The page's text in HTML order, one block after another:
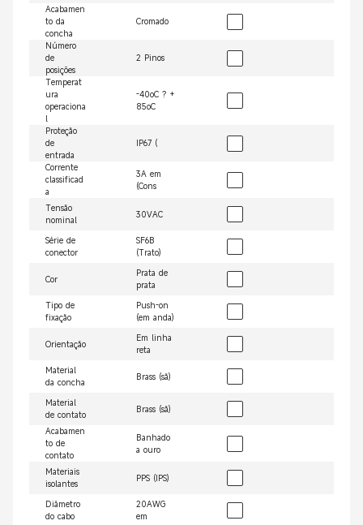
Acabamen
to da
concha
Cromado
Número
de
posições
2 Pinos
Temperat
ura
operaciona
l
-40oC ? +
85oC
Proteção
de
entrada
IP67 (
Corrente
classificad
a
3A em
(Cons
Tensão
nominal
30VAC
Série de
conector
SF6B
(Trato)
Cor
Prata de
prata
Tipo de
fixação
Push-on
(em anda)
Orientação
Em linha
reta
Material
da concha
Brass (sã)
Material
de contato
Brass (sã)
Acabamen
to de
contato
Banhado
a ouro
Materiais
isolantes
PPS (IPS)
Diâmetro
do cabo
20AWG
em